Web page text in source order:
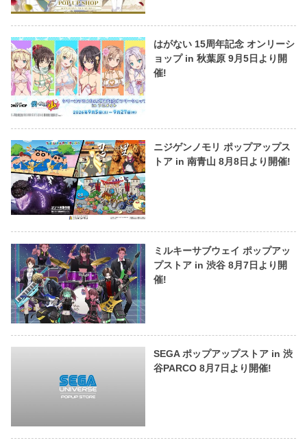
はがない 15周年記念 オンリーシ
ョップ in 秋葉原 9月5日より開
催!
ニジゲンノモリ ポップアップス
トア in 南青山 8月8日より開催!
ミルキーサブウェイ ポップアッ
プストア in 渋谷 8月7日より開
催!
SEGA ポップアップストア in 渋
谷PARCO 8月7日より開催!